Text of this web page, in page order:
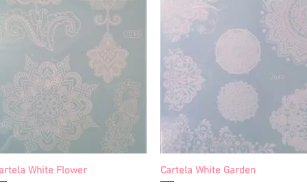
Visualização rápida
White Flower Visualização rápida
Cartela White Garden